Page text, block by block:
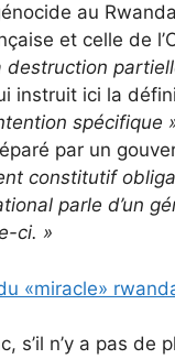
au
et celle de
instruit ici la
spécifique
par un
constitutif
parle d’un
ci. »
«miracle»
s’il n’y a pas de